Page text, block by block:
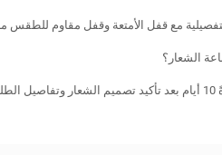
مع قفل الأمتعة وقفل مقاوم للطقس
الشعار؟